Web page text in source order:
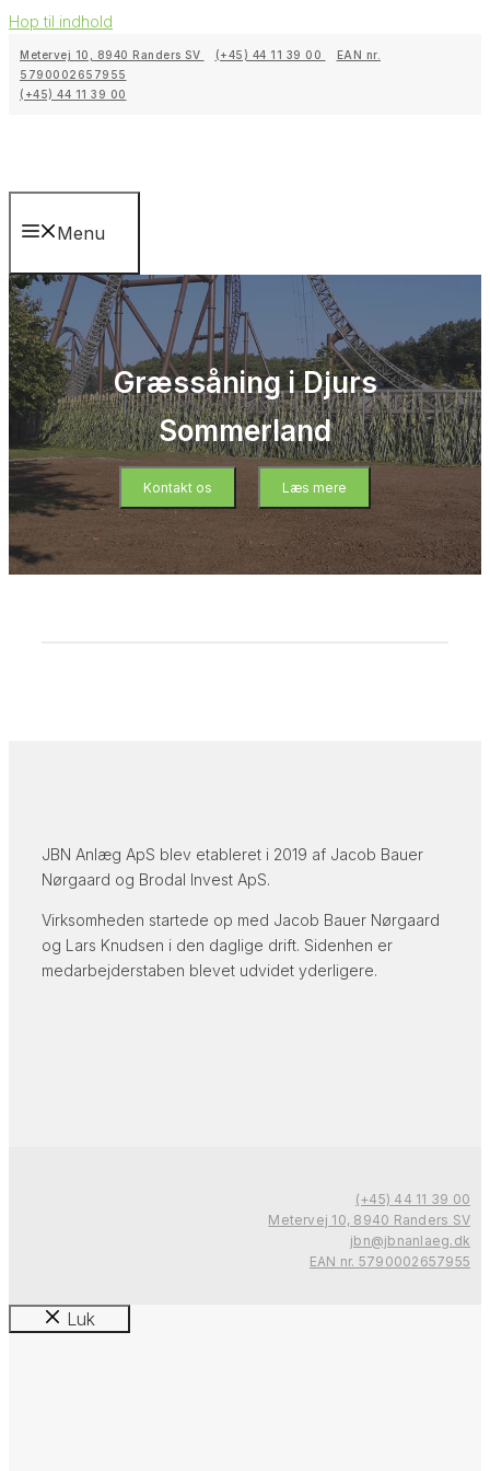
Hop til indhold
Metervej 10, 8940 Randers SV (+45) 44 11 39 00
EAN nr.
5790002657955
(+45) 44 11 39 00
Menu
Græssåning i Djurs
Sommerland
Kontakt os Læs mere
JBN Anlæg ApS blev etableret i 2019 af Jacob Bauer
Nørgaard og Brodal Invest ApS.
Virksomheden startede op med Jacob Bauer Nørgaard
og Lars Knudsen i den daglige drift. Sidenhen er
medarbejderstaben blevet udvidet yderligere.
(+45) 44 11 39 00
Metervej 10, 8940 Randers SV
jbn@jbnanlaeg.dk
EAN nr. 5790002657955
Luk